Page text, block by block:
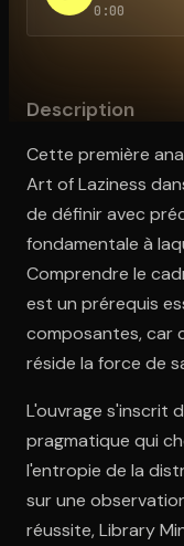
0:00
Description
Cette première
Art of Laziness
de définir avec
fondamentale à
Comprendre le
est un prérequis
composantes, car
réside la force de
L'ouvrage s'inscrit
pragmatique qui
l'entropie de la
sur une
réussite, Library